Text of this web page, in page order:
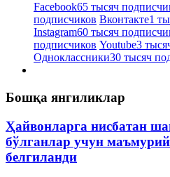
Facebook65 тысяч
подписчиков Вконтакте1
Instagram60 тысяч
подписчиков Youtube3
Одноклассники30 тысяч
Бошқа янгиликлар
Ҳайвонларга нисбатан
бўлганлар учун
белгиланди